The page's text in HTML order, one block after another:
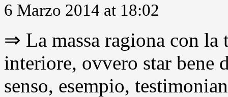
6 Marzo 2014 at 18:02
⇒ La massa ragiona con
interiore, ovvero star
senso, esempio,